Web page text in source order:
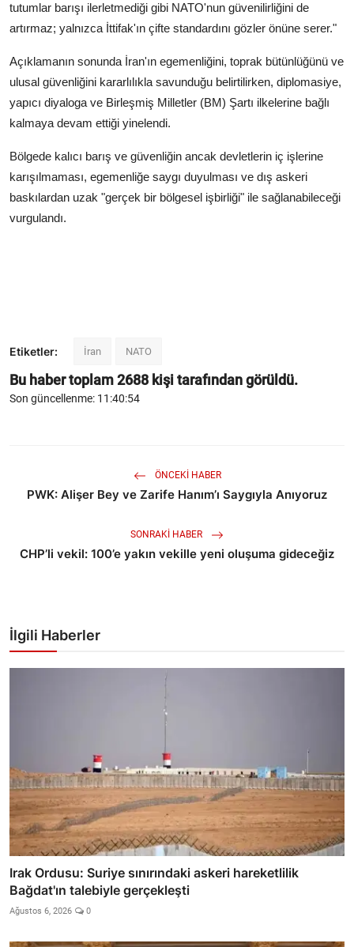
tutumlar barışı ilerletmediği gibi NATO'nun güvenilirliğini de
artırmaz; yalnızca İttifak'ın çifte standardını gözler önüne serer."
Açıklamanın sonunda İran'ın egemenliğini, toprak bütünlüğünü ve
ulusal güvenliğini kararlılıkla savunduğu belirtilirken, diplomasiye,
yapıcı diyaloga ve Birleşmiş Milletler (BM) Şartı ilkelerine bağlı
kalmaya devam ettiği yinelendi.
Bölgede kalıcı barış ve güvenliğin ancak devletlerin iç işlerine
karışılmaması, egemenliğe saygı duyulması ve dış askeri
baskılardan uzak "gerçek bir bölgesel işbirliği" ile sağlanabileceği
vurgulandı.
Etiketler: İran NATO
Bu haber toplam2688 kişi tarafından görüldü.
Son güncellenme: 11:40:54
ÖNCEKI HABER
PWK: Alişer Bey ve Zarife Hanım’ı Saygıyla Anıyoruz
SONRAKI HABER
CHP’li vekil: 100’e yakın vekille yeni oluşuma gideceğiz
İlgili Haberler
Irak Ordusu: Suriye sınırındaki askeri hareketlilik
Bağdat'ın talebiyle gerçekleşti
Ağustos 6, 2026 0